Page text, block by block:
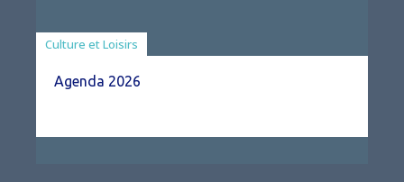
Associations
Culture et Loisirs
Agenda 2026